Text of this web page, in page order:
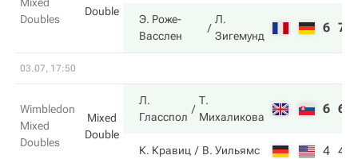
Doubles
Double
Э. Роже-
Васслен
Л.
Зигемунд
6 7
03.07, 17:50
Wimbledon
Mixed
Doubles
Mixed
Double
Л.
Гласспол
Т.
Михаликова
6 6
К. Кравиц В. Уильямс 4 4